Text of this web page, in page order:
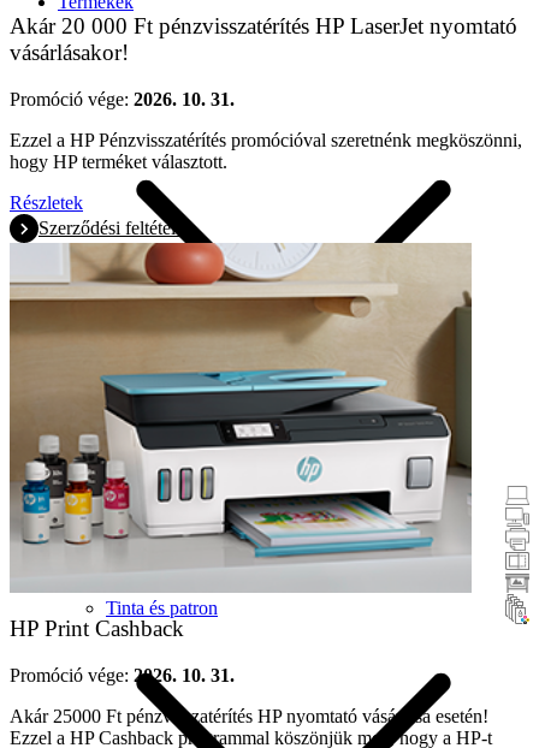
Laptopok és táblagépek
Asztali számítógépek
Nyomtatók
Tinta és patron
Promóciók
Akár 20 000 Ft pénzvisszatérítés HP LaserJet nyomtató
vásárlásakor!
Promóció vége: 2026. 10. 31.
Ezzel a HP Pénzvisszatérítés promócióval szeretnénk megköszönni,
hogy HP terméket választott.
Részletek
Szerződési feltételek
HP Print Cashback
Promóció vége: 2026. 10. 31.
Akár 25000 Ft pénzvisszatérítés HP nyomtató vásárlása esetén!
Ezzel a HP Cashback programmal köszönjük meg, hogy a HP-t